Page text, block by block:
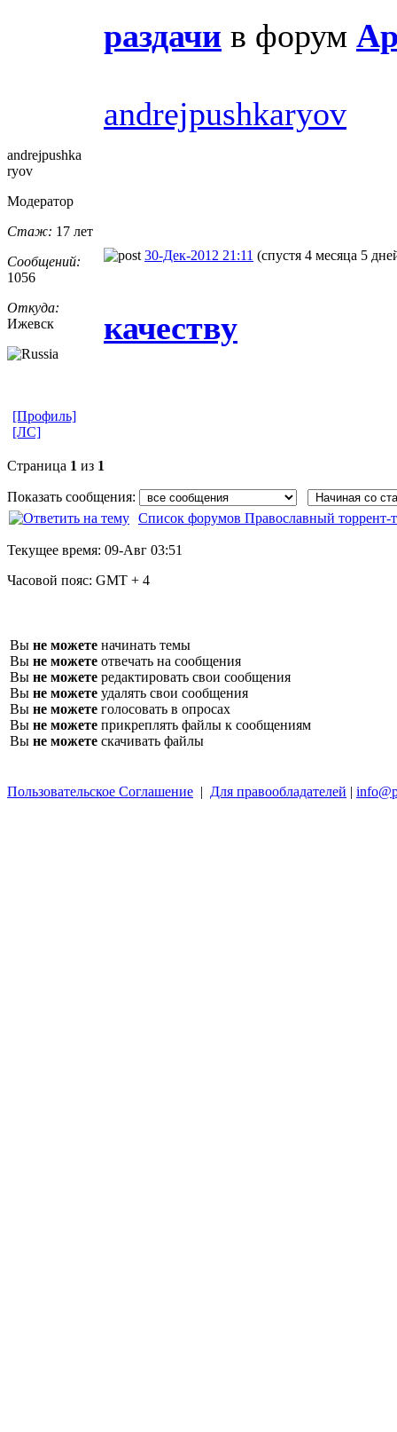
раздачи в форум
andrejpushkaryov
andrejpushka
ryov
Модератор
Стаж: 17 лет
Сообщений:
1056
Откуда:
Ижевск
30-Дек-2012 21:11 (спустя 4 месяца 5
качеству
[Профиль]
[ЛС]
Страница 1 из 1
Показать сообщения:
Список форумов Православный торрент-
Текущее время: 09-Авг 03:51
Часовой пояс: GMT + 4
Вы не можете начинать темы
Вы не можете отвечать на сообщения
Вы не можете редактировать свои сообщения
Вы не можете удалять свои сообщения
Вы не можете голосовать в опросах
Вы не можете прикреплять файлы к сообщениям
Вы не можете скачивать файлы
Пользовательское Соглашение | Для правообладателей |